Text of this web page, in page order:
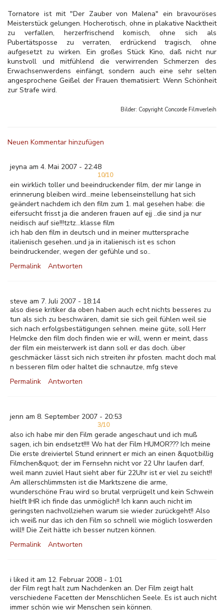
Tornatore ist mit "Der Zauber von Malena" ein bravouröses
Meisterstück gelungen. Hocherotisch, ohne in plakative Nacktheit
zu verfallen, herzerfrischend komisch, ohne sich als
Pubertätsposse zu verraten, erdrückend tragisch, ohne
aufgesetzt zu wirken. Ein großes Stück Kino, daß nicht nur
kunstvoll und mitfühlend die verwirrenden Schmerzen des
Erwachsenwerdens einfängt, sondern auch eine sehr selten
angesprochene Geißel der Frauen thematisiert: Wenn Schönheit
zur Strafe wird.
Bilder: Copyright Concorde Filmverleih
Neuen Kommentar hinzufügen
jeyna am 4. Mai 2007 - 22:48
10/10
ein wirklich toller und beeindruckender film, der mir lange in
erinnerung bleiben wird...meine lebenseinstellung hat sich
geändert nachdem ich den film zum 1. mal gesehen habe: die
eifersucht frisst ja die anderen frauen auf ejj ..die sind ja nur
neidisch auf sie!!!tztz...klasse film
ich hab den film in deutsch und in meiner muttersprache
italienisch gesehen..und ja in italienisch ist es schon
beindruckender, wegen der gefühle und so..
Permalink
Antworten
steve am 7. Juli 2007 - 18:14
also diese kritiker da oben haben auch echt nichts besseres zu
tun als sich zu beschwären, damit sie sich geil fühlen weil sie
sich nach erfolgsbestätigungen sehnen. meine güte, soll Herr
Helmcke den film doch finden wie er will, wenn er meint, dass
der film ein meisterwerk ist dann soll er das doch. über
geschmäcker lässt sich nich streiten ihr pfosten. macht doch mal
n besseren film oder haltet die schnautze, mfg steve
Permalink
Antworten
jenn am 8. September 2007 - 20:53
3/10
also ich habe mir den Film gerade angeschaut und ich muß
sagen, ich bin endsetzt!!!! Wo hat der Film HUMOR??? Ich meine
Die erste dreiviertel Stund erinnert er mich an einen &quot;billig
Filmchen&quot; der im Fernsehn nicht vor 22 Uhr laufen darf,
weil mann zuviel Haut sieht aber für 22Uhr ist er viel zu seicht!!
Am allerschlimmsten ist die Marktszene die arme,
wunderschöne Frau wird so brutal verprügelt und kein Schwein
hielft IHR ich finde das unmöglich!! Ich kann auch nicht im
geringsten nachvollziehen warum sie wieder zurückgeht!! Also
ich weiß nur das ich den Film so schnell wie möglich loswerden
will!! Die Zeit hätte ich besser nutzen können.
Permalink
Antworten
i liked it am 12. Februar 2008 - 1:01
der Film regt halt zum Nachdenken an. Der Film zeigt halt
verschiedene Facetten der Menschlichen Seele. Es ist auch nicht
immer schön wie wir Menschen sein können.